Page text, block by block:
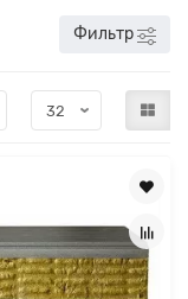
Фильтр